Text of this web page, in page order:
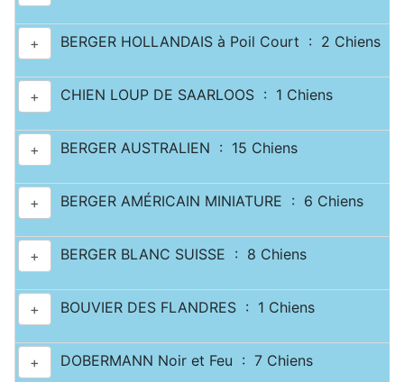
+ BERGER HOLLANDAIS à Poil Court : 2 Chiens
+ CHIEN LOUP DE SAARLOOS : 1 Chiens
+ BERGER AUSTRALIEN : 15 Chiens
+ BERGER AMÉRICAIN MINIATURE : 6 Chiens
+ BERGER BLANC SUISSE : 8 Chiens
+ BOUVIER DES FLANDRES : 1 Chiens
+ DOBERMANN Noir et Feu : 7 Chiens